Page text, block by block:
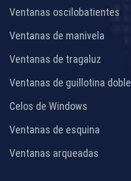
Ventanas oscilobatientes
Ventanas de manivela
Ventanas de tragaluz
Ventanas de guillotina doble
Celos de Windows
Ventanas de esquina
Ventanas arqueadas